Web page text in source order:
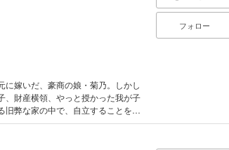
に嫁いだ、豪商の娘・菊乃。しかし
、財産横領、やっと授かった我が子
弊な家の中で、自立することを決
傾いた財政を立て直す。激動の明治
フォロー